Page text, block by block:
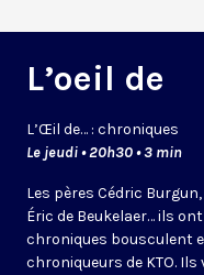
L’oeil de
L’Œil de… : chroniques
Le jeudi • 20h30 • 3 min
Les pères Cédric
Éric de Beukelaer… ils
chroniques bousculent
chroniqueurs de KTO.